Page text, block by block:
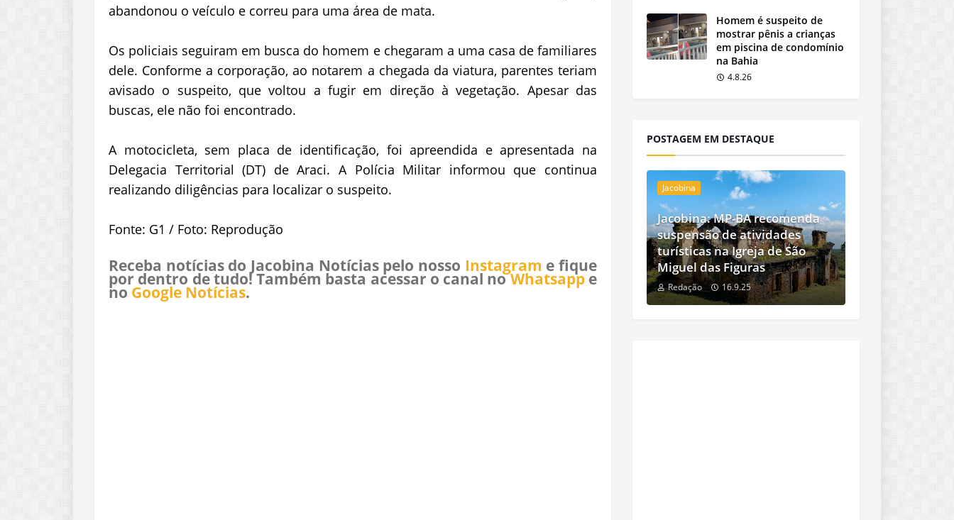
abandonou o veículo e correu para uma área de mata.
Os policiais seguiram em busca do homem e chegaram a uma casa de familiares
dele. Conforme a corporação, ao notarem a chegada da viatura, parentes teriam
avisado o suspeito, que voltou a fugir em direção à vegetação. Apesar das
buscas, ele não foi encontrado.
A motocicleta, sem placa de identificação, foi apreendida e apresentada na
Delegacia Territorial (DT) de Araci. A Polícia Militar informou que continua
realizando diligências para localizar o suspeito.
Fonte: G1 / Foto: Reprodução
Receba notícias do Jacobina Notícias pelo nosso Instagram e fique
por dentro de tudo! Também basta acessar o canal noWhatsappe
no Google Notícias.
Homem é suspeito de
mostrar pênis a crianças
em piscina de condomínio
na Bahia
4.8.26
POSTAGEM EM DESTAQUE
Jacobina
Jacobina: MP-BA recomenda
suspensão de atividades
turísticas na Igreja de São
Miguel das Figuras
Redação 16.9.25